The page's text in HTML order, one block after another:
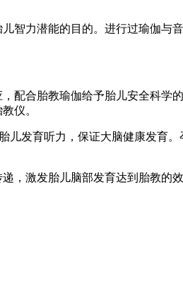
智力潜能的目的。进行过瑜伽与
配合胎教瑜伽给予胎儿安全科学
仪。
儿发育听力，保证大脑健康发育
，激发胎儿脑部发育达到胎教的